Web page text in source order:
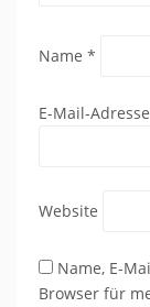
Name *
E-Mail-Adresse
Website
Name, E-
Browser für